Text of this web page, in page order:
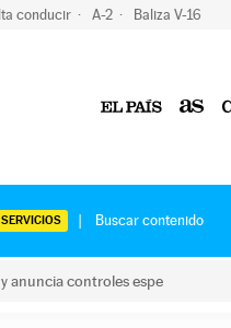
conducir A-2 Baliza V-16
SERVICIOS
anuncia controles espe